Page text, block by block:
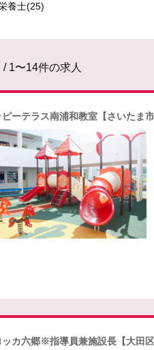
養士(25)
/ 1〜14件の求人
ピーテラス南浦和教室【さいたま
ッカ六郷※指導員兼施設長【大田